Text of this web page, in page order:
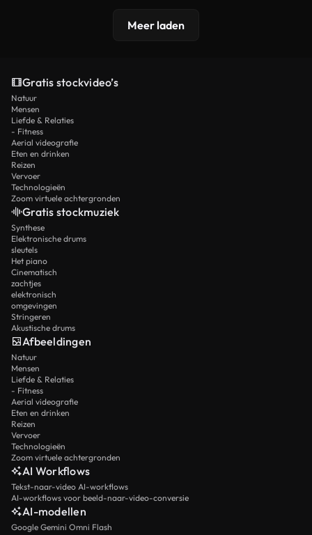
Meer laden
Gratis stockvideo’s
Natuur
Mensen
Liefde & Relaties
- Fitness
Aerial videografie
Eten en drinken
Reizen
Vervoer
Technologieën
Zoom virtuele achtergronden
Gratis stockmuziek
Synthese
Elektronische drums
sleutels
Het piano
Cinematisch
zachtjes
elektronisch
omgevingen
Stringeren
Akustische drums
Afbeeldingen
Natuur
Mensen
Liefde & Relaties
- Fitness
Aerial videografie
Eten en drinken
Reizen
Vervoer
Technologieën
Zoom virtuele achtergronden
AI Workflows
Tekst-naar-video AI-workflows
AI-workflows voor beeld-naar-video-conversie
AI-modellen
Google Gemini Omni Flash